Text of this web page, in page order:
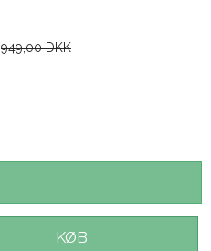
949,00 DKK
KØB